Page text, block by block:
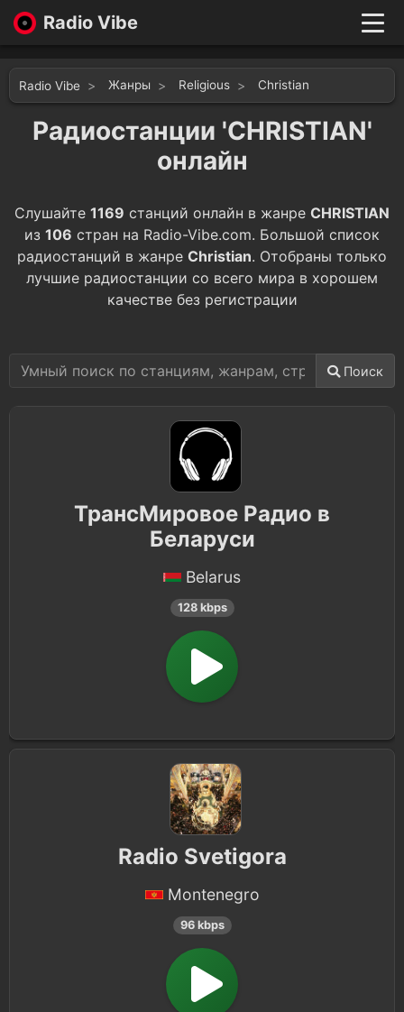
Radio Vibe
New
Genres
Likes
Top 100
Radio Vibe Жанры Religious Christian
Радиостанции 'CHRISTIAN'
онлайн
Слушайте 1169 станций онлайн в жанре CHRISTIAN
из 106 стран на Radio-Vibe.com. Большой список
радиостанций в жанре Christian. Отобраны только
лучшие радиостанции со всего мира в хорошем
качестве без регистрации
Поиск
ТрансМировое Радио в
Беларуси
Belarus
128 kbps
Radio Svetigora
Montenegro
96 kbps